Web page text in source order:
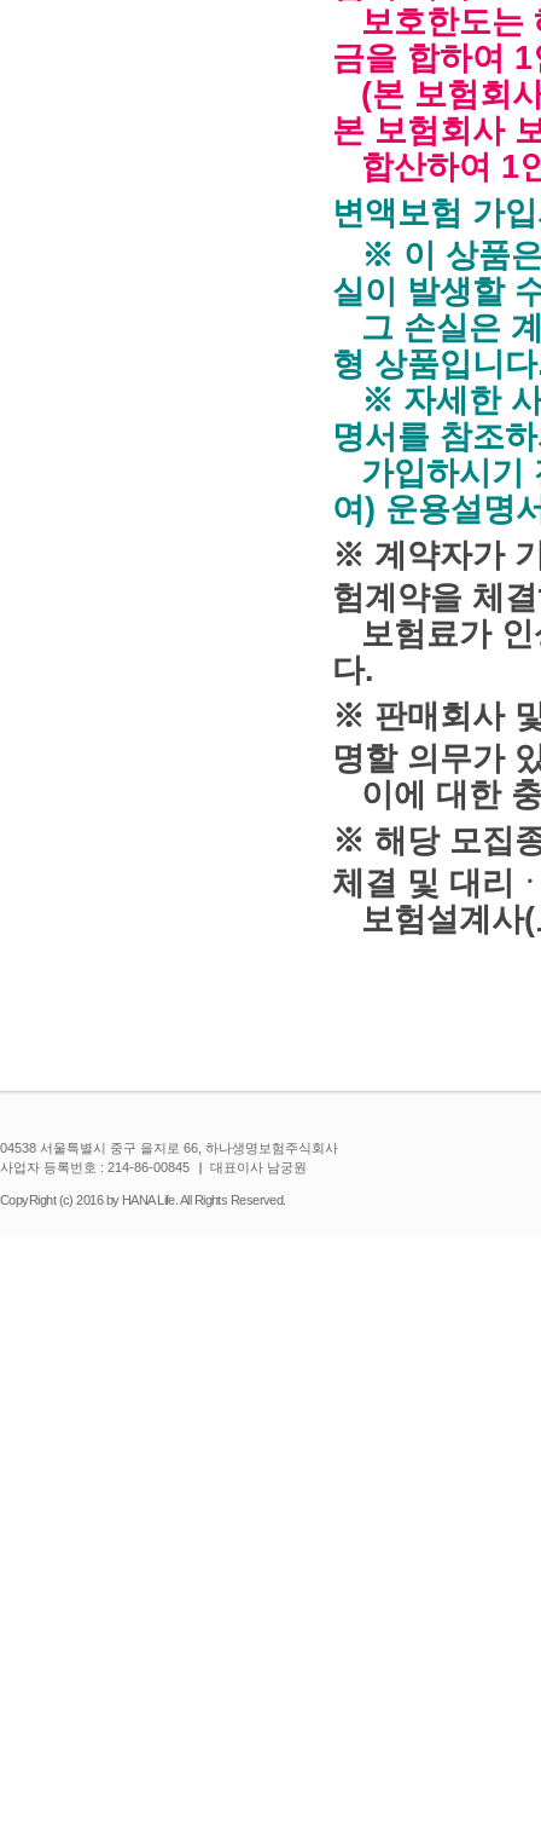
보호한도는
금을 합하여
(본 보험회
본 보험회사
합산하여 1
변액보험 가
※ 이 상품은
실이 발생할
그 손실은
형 상품입니
※ 자세한 사
명서를 참조
가입하시기
여) 운용설명
※ 계약자가
험계약을 체
보험료가 인
다.
※ 판매회사
명할 의무가
이에 대한
※ 해당 모집
체결 및 대리
보험설계사(
04538 서울특별시 중구 을지로 66, 하나생명보험주식회사
사업자 등록번호 : 214-86-00845
대표이사 남궁원
CopyRight (c) 2016 by HANA Life. All Rights Reserved.